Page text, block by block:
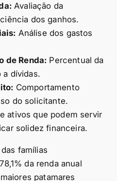
Avaliação da
dos ganhos.
Análise dos gastos
de Renda: Percentual da
a dívidas.
Comportamento
do solicitante.
ativos que podem servir
solidez financeira.
famílias
da renda anual
patamares